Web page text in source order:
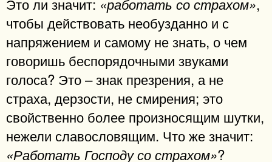
«работать со страхом»
чтобы действовать необузданно и с
напряжением и самому не знать, о чем
говоришь беспорядочными звуками
голоса? Это – знак презрения, а не
страха, дерзости, не смирения; это
свойственно более произносящим шутки,
нежели славословящим. Что же значит:
«Работать Господу со страхом»?